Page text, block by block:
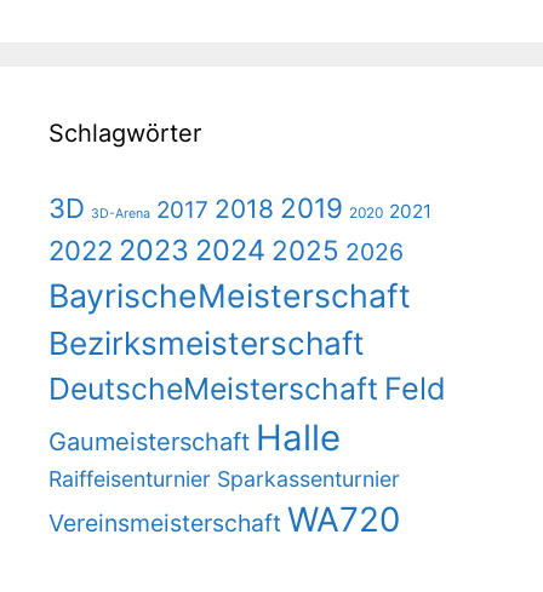
Schlagwörter
3D 3D-Arena 2017 2018 2019 2020 2021
2022 2023 2024 2025 2026
BayrischeMeisterschaft
Bezirksmeisterschaft
DeutscheMeisterschaft Feld
Gaumeisterschaft Halle
Raiffeisenturnier Sparkassenturnier
Vereinsmeisterschaft WA720